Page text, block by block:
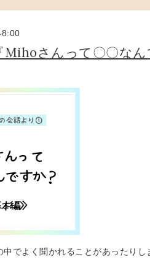
Mihoさんって〇〇な
でよく聞かれることがあったりし